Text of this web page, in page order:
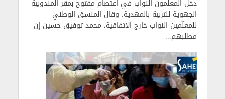
دخل المعلّمون النواب في اعتصام مفتوح بمقر المندوبية
الجهوية للتربية بالمهدية. وقال المنسق الوطني
للمعلّمين النواب خارج الاتفاقية، محمد توفيق حسين إن
مطلبهم...